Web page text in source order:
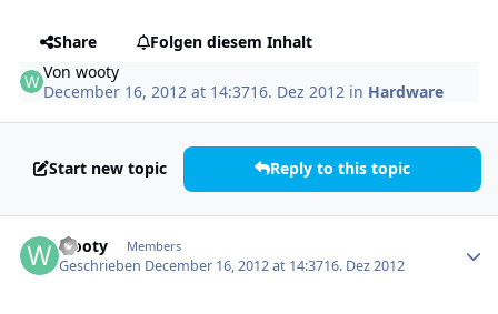
Share
Folgen diesem Inhalt
Vonwooty
December 16, 2012 at 14:3716. Dez 2012 in Hardware
Start new topic Reply to this topic
wooty Members
Geschrieben December 16, 2012 at 14:3716. Dez 2012